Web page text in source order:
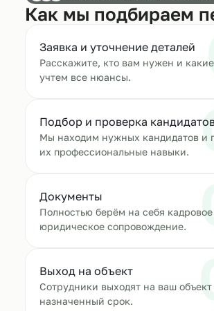
Как мы подбираем
Заявка и уточнение деталей
Расскажите, кто вам нужен и
учтем все нюансы.
Подбор и проверка
Мы находим нужных кандидатов и
их профессиональные навыки.
Документы
Полностью берём на себя
юридическое сопровождение.
Выход на объект
Сотрудники выходят на ваш объект
назначенный срок.